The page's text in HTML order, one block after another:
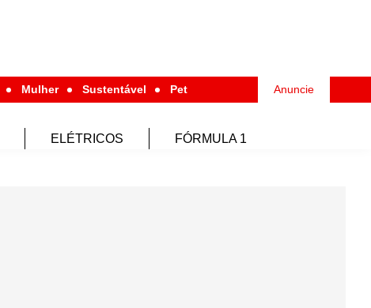
Mulher Sustentável Pet Anuncie
ELÉTRICOS FÓRMULA 1